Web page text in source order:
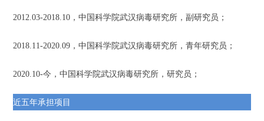
2012.03-2018.10 ，中国科学院武汉病毒研究所，副研究员；
2018.11-2020.09 ，中国科学院武汉病毒研究所，青年研究员；
2020.10-今，中国科学院武汉病毒研究所，研究员；
近五年承担项目